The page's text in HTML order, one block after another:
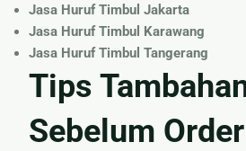
Jasa Huruf Timbul Jakarta
Jasa Huruf Timbul Karawang
Jasa Huruf Timbul Tangerang
Tips
Sebelum Order